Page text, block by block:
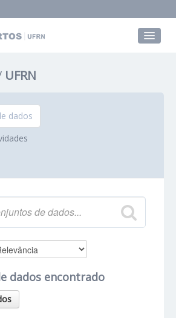
UFRN
dados
dados encontrado